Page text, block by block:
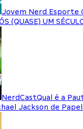
Jovem Nerd Esporte
(QUASE) UM
NerdCastQual é a
Jackson de